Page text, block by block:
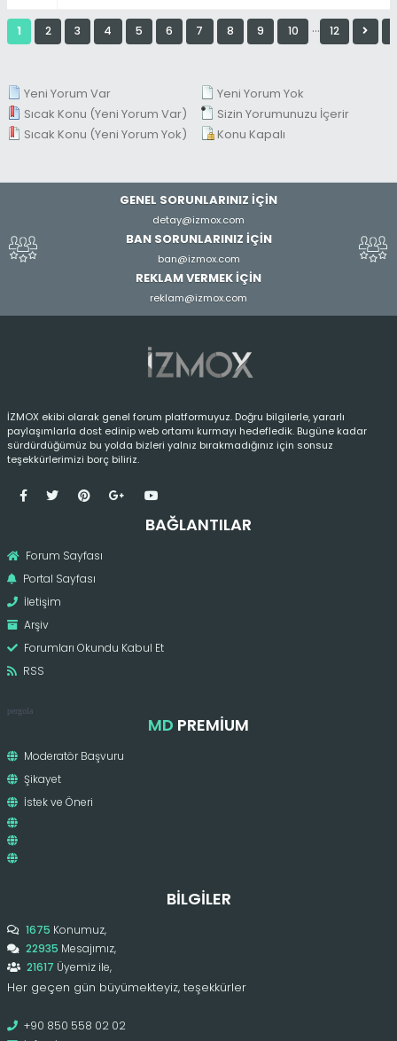
1 2 3 4 5 6 7 8 9 10 … 12
Yeni Yorum Var
Sıcak Konu (Yeni Yorum Var)
Sıcak Konu (Yeni Yorum Yok)
Yeni Yorum Yok
Sizin Yorumunuzu İçerir
Konu Kapalı
GENEL SORUNLARINIZ İÇİN
detay@izmox.com
BAN SORUNLARINIZ İÇİN
ban@izmox.com
REKLAM VERMEK İÇİN
reklam@izmox.com
İZMOX ekibi olarak genel forum platformuyuz. Doğru bilgilerle, yararlı
paylaşımlarla dost edinip web ortamı kurmayı hedefledik. Bugüne kadar
sürdürdüğümüz bu yolda bizleri yalnız bırakmadığınız için sonsuz
teşekkürlerimizi borç biliriz.
BAĞLANTILAR
Forum Sayfası
Portal Sayfası
İletişim
Arşiv
Forumları Okundu Kabul Et
RSS
pergola
MD PREMIUM
Moderatör Başvuru
Şikayet
İstek ve Öneri
BILGILER
1675 Konumuz,
22935 Mesajımız,
21617 Üyemiz ile,
Her geçen gün büyümekteyiz, teşekkürler
+90 850 558 02 02